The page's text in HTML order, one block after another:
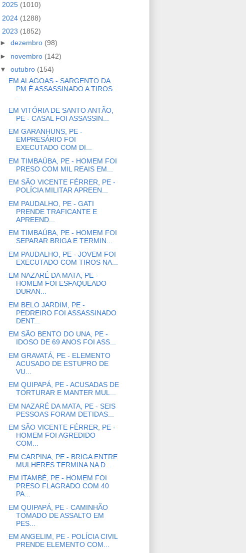
2025 (1010)
2024 (1288)
2023 (1852)
► dezembro (98)
► novembro (142)
▼ outubro (154)
EM ALAGOAS - SARGENTO DA
PM É ASSASSINADO A TIROS
...
EM VITÓRIA DE SANTO ANTÃO,
PE - CASAL FOI ASSASSIN...
EM GARANHUNS, PE -
EMPRESÁRIO FOI
EXECUTADO COM DI...
EM TIMBAÚBA, PE - HOMEM FOI
PRESO COM MIL REAIS EM...
EM SÃO VICENTE FÉRRER, PE -
POLÍCIA MILITAR APREEN...
EM PAUDALHO, PE - GATI
PRENDE TRAFICANTE E
APREEND...
EM TIMBAÚBA, PE - HOMEM FOI
SEPARAR BRIGA E TERMIN...
EM PAUDALHO, PE - JOVEM FOI
EXECUTADO COM TIROS NA...
EM NAZARÉ DA MATA, PE -
HOMEM FOI ESFAQUEADO
DURAN...
EM BELO JARDIM, PE -
PEDREIRO FOI ASSASSINADO
DENT...
EM SÃO BENTO DO UNA, PE -
IDOSO DE 69 ANOS FOI ASS...
EM GRAVATÁ, PE - ELEMENTO
ACUSADO DE ESTUPRO DE
VU...
EM QUIPAPÁ, PE - ACUSADAS DE
TORTURAR E MANTER MUL...
EM NAZARÉ DA MATA, PE - SEIS
PESSOAS FORAM DETIDAS...
EM SÃO VICENTE FÉRRER, PE -
HOMEM FOI AGREDIDO
COM...
EM CARPINA, PE - BRIGA ENTRE
MULHERES TERMINA NA D...
EM ITAMBÉ, PE - HOMEM FOI
PRESO FLAGRADO COM 40
PA...
EM QUIPAPÁ, PE - CAMINHÃO
TOMADO DE ASSALTO EM
PES...
EM ANGELIM, PE - POLÍCIA CIVIL
PRENDE ELEMENTO COM...